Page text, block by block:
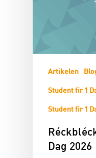
Artikelen
Student fir 1
Student fir 1
Dag 2026